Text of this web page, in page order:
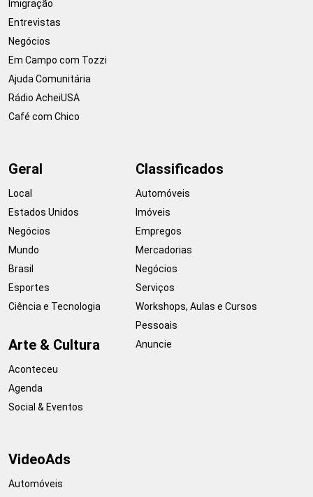
Imigração
Entrevistas
Negócios
Em Campo com Tozzi
Ajuda Comunitária
Rádio AcheiUSA
Café com Chico
Geral
Local
Estados Unidos
Negócios
Mundo
Brasil
Esportes
Ciência e Tecnologia
Arte & Cultura
Aconteceu
Agenda
Social & Eventos
Classificados
Automóveis
Imóveis
Empregos
Mercadorias
Negócios
Serviços
Workshops, Aulas e Cursos
Pessoais
Anuncie
VideoAds
Automóveis